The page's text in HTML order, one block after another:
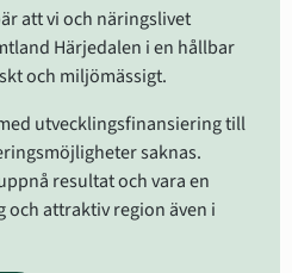
att vi och näringslivet
Härjedalen i en hållbar
och miljömässigt.
utvecklingsfinansiering till
saknas.
resultat och vara en
attraktiv region även i